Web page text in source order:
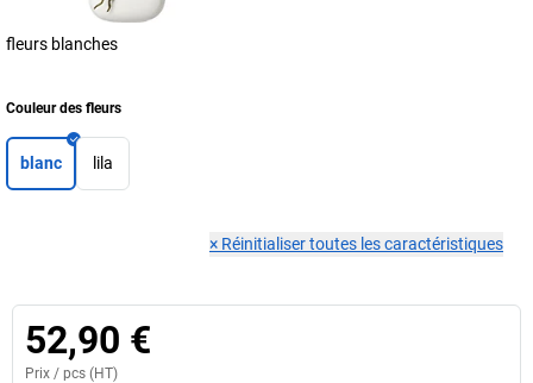
fleurs blanches
Couleur des fleurs
blanc lila
× Réinitialiser toutes les caractéristiques
52,90 €
Prix / pcs (HT)